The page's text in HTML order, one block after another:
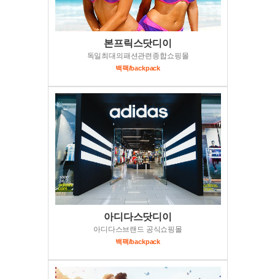
본프릭스닷디이
독일최대의패션관련종합쇼핑몰
백팩/backpack
아디다스닷디이
아디다스브랜드 공식쇼핑몰
백팩/backpack